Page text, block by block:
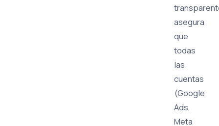
asegura
que
todas
las
cuentas
(Google
Ads,
Meta